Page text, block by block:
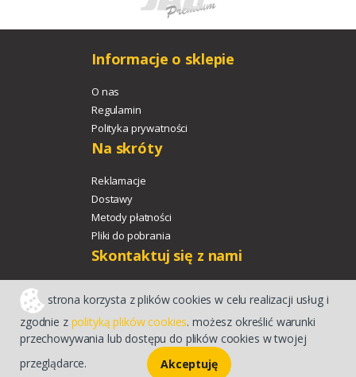
strona korzysta z plików cookies w celu realizacji usług i
zgodnie z polityką plików cookies. możesz określić warunki
przechowywania lub dostępu do plików cookies w twojej
przeglądarce.
Akceptuję
Informacje o sklepie
O nas
Regulamin
Polityka prywatności
Na skróty
Reklamacje
Dostawy
Metody płatności
Pliki do pobrania
Skontaktuj się z nami
agroport@agroport.tech
Sklep internetowy CStore